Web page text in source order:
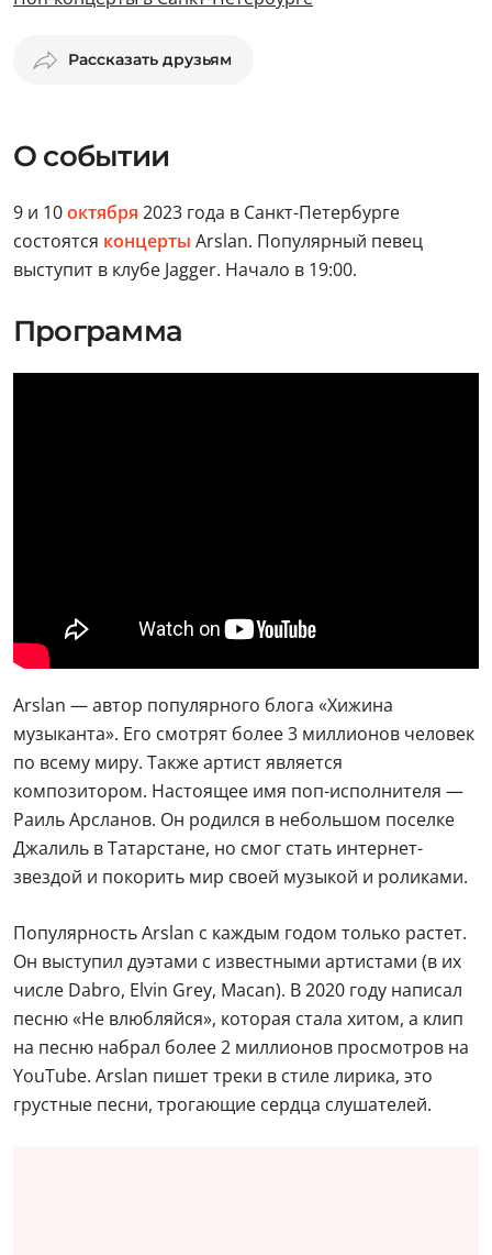
Рассказать друзьям
О событии
9 и 10октября 2023 года в Санкт-Петербурге
состоятся концерты Arslan. Популярный певец
выступит в клубе Jagger. Начало в 19:00.
Программа
Arslan — автор популярного блога «Хижина
музыканта». Его смотрят более 3 миллионов человек
по всему миру. Также артист является
композитором. Настоящее имя поп-исполнителя —
Раиль Арсланов. Он родился в небольшом поселке
Джалиль в Татарстане, но смог стать интернет-
звездой и покорить мир своей музыкой и роликами.
Популярность Arslan с каждым годом только растет.
Он выступил дуэтами с известными артистами (в их
числе Dabro, Elvin Grey, Macan). В 2020 году написал
песню «Не влюбляйся», которая стала хитом, а клип
на песню набрал более 2 миллионов просмотров на
YouTube. Arslan пишет треки в стиле лирика, это
грустные песни, трогающие сердца слушателей.